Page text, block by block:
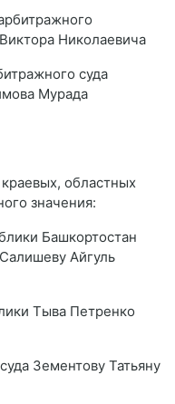
Николаевича
суда
Мурада
областных
значения:
Башкортостан
Айгуль
Тыва Петренко
Зементову Татьяну